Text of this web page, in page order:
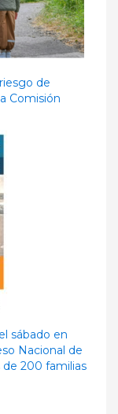
de
Comisión
sábado en
Nacional de
de 200 familias